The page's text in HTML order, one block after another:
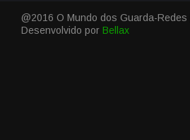
@2016 O Mundo dos Guarda-Redes |
Desenvolvido por Bellax